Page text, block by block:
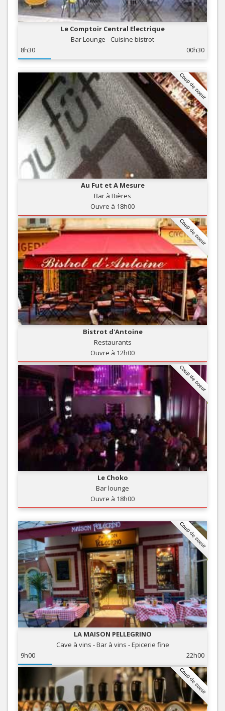
Le Comptoir Central Electrique
Bar Lounge - Cuisine bistrot
8h30
00h30
Coup de coeur
Au Fut et A Mesure
Bar à Bières
Ouvre à 18h00
Coup de coeur
Bistrot d'Antoine
Restaurants
Ouvre à 12h00
Coup de coeur
Le Choko
Bar lounge
Ouvre à 18h00
Coup de coeur
LA MAISON PELLEGRINO
Cave à vins - Bar à vins - Epicerie fine
9h00
22h00
Coup de coeur